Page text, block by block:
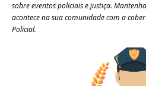
sobre eventos policiais e justiça.
acontece na sua comunidade com a
Policial.